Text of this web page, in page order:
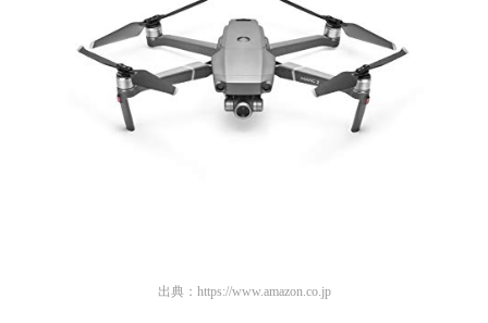
出典： https://www.amazon.co.jp